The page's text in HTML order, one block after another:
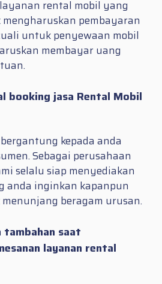
rental mobil yang
pembayaran
untuk penyewaan mobil
membayar uang
booking jasa Rental Mobil
kepada anda
Sebagai perusahaan
selalu siap menyediakan
anda inginkan kapanpun
beragam urusan.
tambahan saat
layanan rental